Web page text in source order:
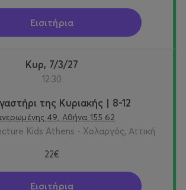
Εισιτήρια
Κυρ, 7/3/27
12:30
της Κυριακής | 8-12
49, Αθήνα 155 62
Kids Athens - Χολαργός, Αττική
22€
Εισιτήρια